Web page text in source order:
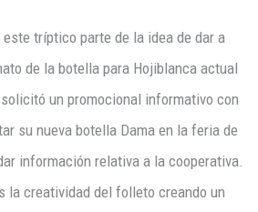
tríptico parte de la idea de dar a
de la botella para Hojiblanca actual
un promocional informativo con
su nueva botella Dama en la feria de
información relativa a la cooperativa.
la creatividad del folleto creando un